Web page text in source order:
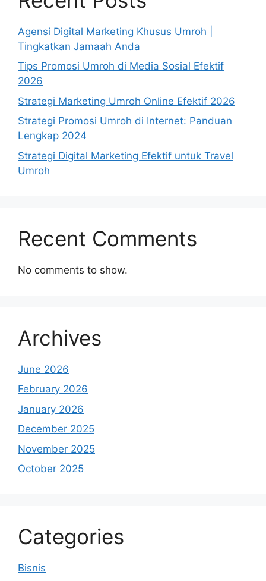
Agensi Digital Marketing Khusus Umroh |
Tingkatkan Jamaah Anda
Tips Promosi Umroh di Media Sosial Efektif
2026
Strategi Marketing Umroh Online Efektif 2026
Strategi Promosi Umroh di Internet: Panduan
Lengkap 2024
Strategi Digital Marketing Efektif untuk Travel
Umroh
Recent Comments
No comments to show.
Archives
June 2026
February 2026
January 2026
December 2025
November 2025
October 2025
Categories
Bisnis